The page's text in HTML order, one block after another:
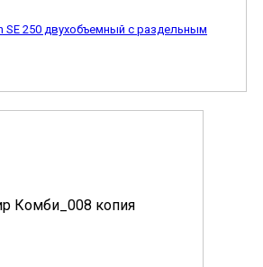
250 двухобъемный с раздельным